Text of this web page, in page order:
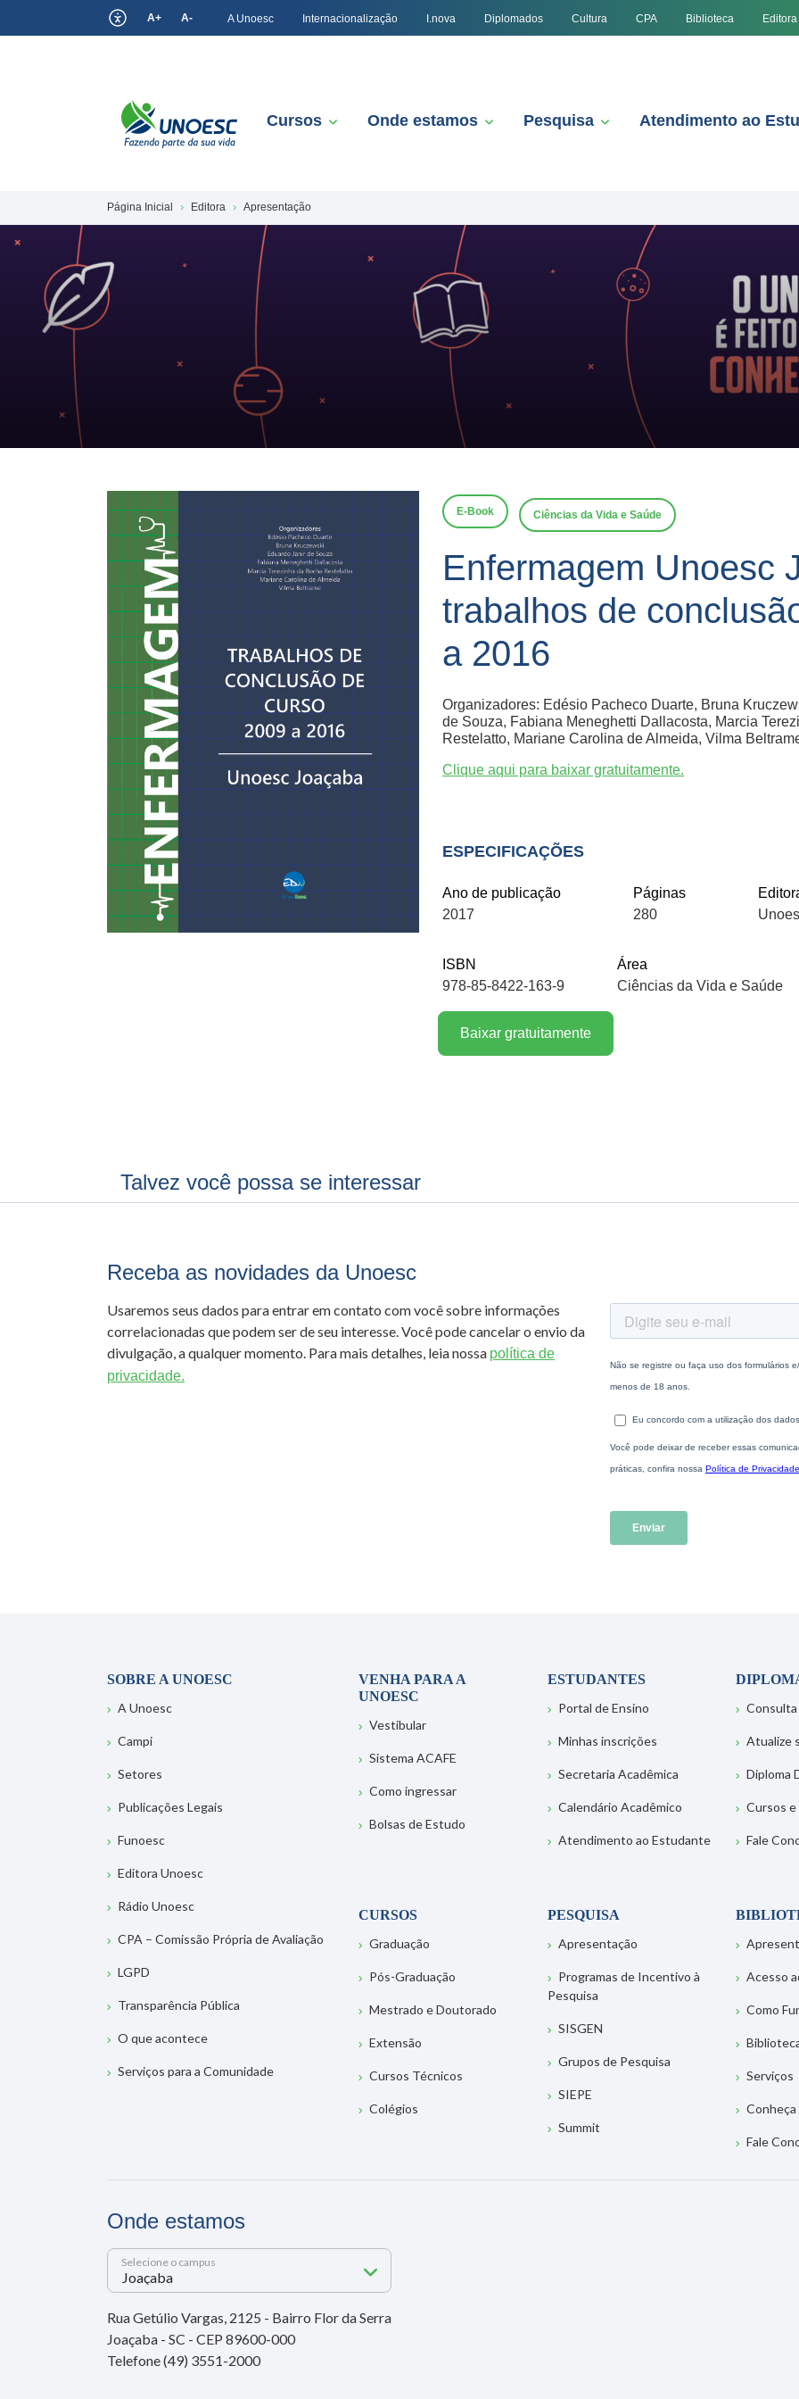
A+ A- A Unoesc Internacionalização I.nova Diplomados Cultura CPA Biblioteca Editora
Cursos Onde estamos Pesquisa Atendimento ao
Página Inicial Editora Apresentação
E-Book Ciências da Vida e Saúde
Enfermagem Unoesc
trabalhos de
a 2016
Organizadores: Edésio Pacheco Duarte, Bruna
de Souza, Fabiana Meneghetti Dallacosta, Marcia
Restelatto, Mariane Carolina de Almeida, Vilma
Clique aqui para baixar gratuitamente.
ESPECIFICAÇÕES
Ano de publicação
2017
Páginas
280
ISBN
978-85-8422-163-9
Área
Ciências da Vida e Saúde
Baixar gratuitamente
Talvez você possa se interessar
Receba as novidades da Unoesc
Usaremos seus dados para entrar em contato com você sobre informações
correlacionadas que podem ser de seu interesse. Você pode cancelar o envio da
divulgação, a qualquer momento. Para mais detalhes, leia nossa política de
privacidade.
SOBRE A UNOESC
A Unoesc
Campi
Setores
Publicações Legais
Funoesc
Editora Unoesc
Rádio Unoesc
CPA – Comissão Própria de Avaliação
LGPD
Transparência Pública
O que acontece
Serviços para a Comunidade
VENHA PARA A
UNOESC
Vestibular
Sistema ACAFE
Como ingressar
Bolsas de Estudo
ESTUDANTES
Portal de Ensino
Minhas inscrições
Secretaria Acadêmica
Calendário Acadêmico
Atendimento ao Estudante
Consulta
Atualize
Diploma
Cursos
Fale
CURSOS
Graduação
Pós-Graduação
Mestrado e Doutorado
Extensão
Cursos Técnicos
Colégios
PESQUISA
Apresentação
Programas de Incentivo à
Pesquisa
SISGEN
Grupos de Pesquisa
SIEPE
Summit
Acesso
Como
Serviços
Fale
Onde estamos
Selecione o campus
Rua Getúlio Vargas, 2125 - Bairro Flor da Serra
Joaçaba - SC - CEP 89600-000
Telefone (49) 3551-2000